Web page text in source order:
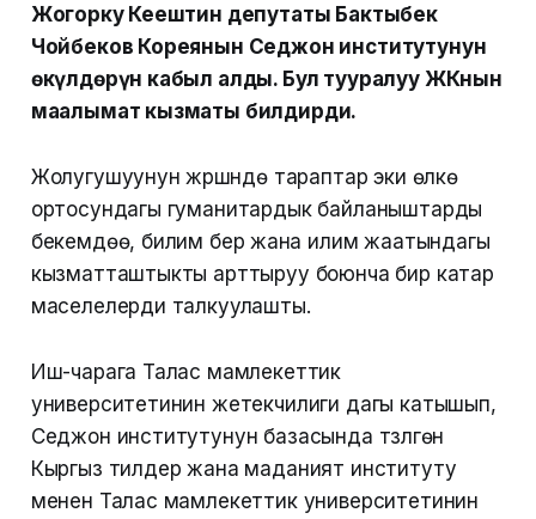
Жогорку Кеңештин депутаты Бактыбек
Чойбеков Кореянын Седжон институтунун
өкүлдөрүн кабыл алды. Бул тууралуу ЖКнын
маалымат кызматы билдирди.
Жолугушуунун жүрүшүндө тараптар эки өлкө
ортосундагы гуманитардык байланыштарды
бекемдөө, билим берүү жана илим жаатындагы
кызматташтыкты арттыруу боюнча бир катар
маселелерди талкуулашты.
Иш-чарага Талас мамлекеттик
университетинин жетекчилиги дагы катышып,
Седжон институтунун базасында түзүлгөн
Кыргыз тилдер жана маданият институту
менен Талас мамлекеттик университетинин